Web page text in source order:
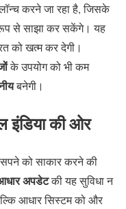
करने जा रहा है, जिसके
से साझा कर सकेंगे। यह
को खत्म कर देगी।
के उपयोग को भी कम
बनेगी।
की ओर
को साकार करने की
अपडेटकी यह सुविधा न
आधार सिस्टम को और